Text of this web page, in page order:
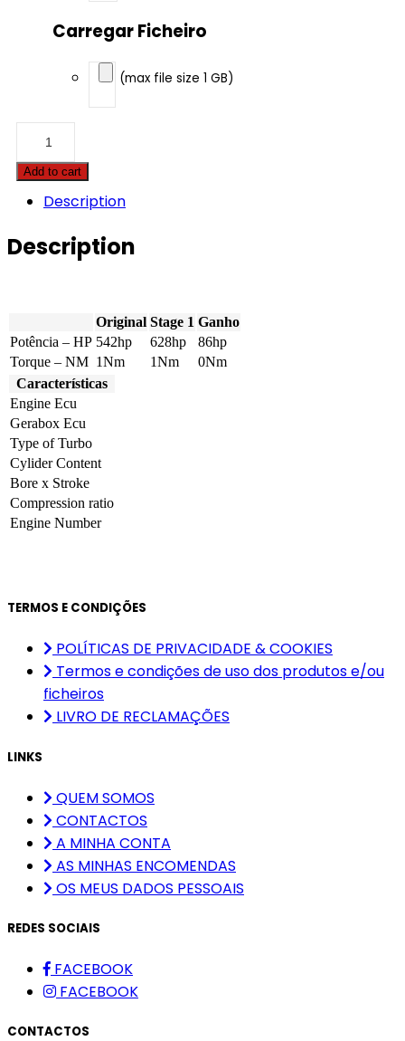
Carregar Ficheiro
(max file size 1 GB)
Quadtrac
-
4B
542hp
Add to cart
Description
Description
Original Stage 1 Ganho
Potência – HP 542hp 628hp
86hp
Torque – NM 1Nm 1Nm
0Nm
Características
Engine Ecu
Gerabox Ecu
Type of Turbo
Cylider Content
Bore x Stroke
Compression ratio
Engine Number
TERMOS E CONDIÇÕES
POLÍTICAS DE PRIVACIDADE & COOKIES
Termos e condições de uso dos produtos e/ou
ficheiros
LIVRO DE RECLAMAÇÕES
LINKS
QUEM SOMOS
CONTACTOS
A MINHA CONTA
AS MINHAS ENCOMENDAS
OS MEUS DADOS PESSOAIS
REDES SOCIAIS
FACEBOOK
FACEBOOK
CONTACTOS